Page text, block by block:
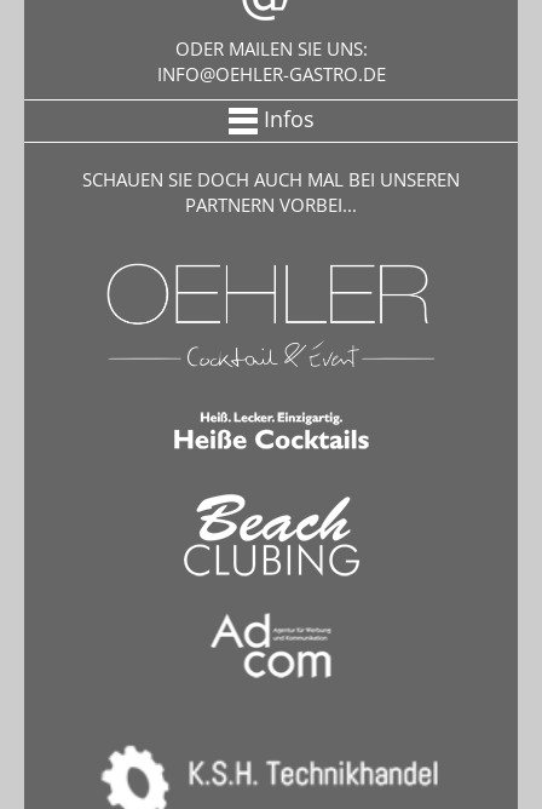
ODER MAILEN SIE UNS:
INFO@OEHLER-GASTRO.DE
Infos
SCHAUEN SIE DOCH AUCH MAL BEI UNSEREN
PARTNERN VORBEI...